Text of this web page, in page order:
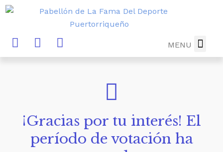
MENU
¡Gracias por tu interés! El
período de votación ha